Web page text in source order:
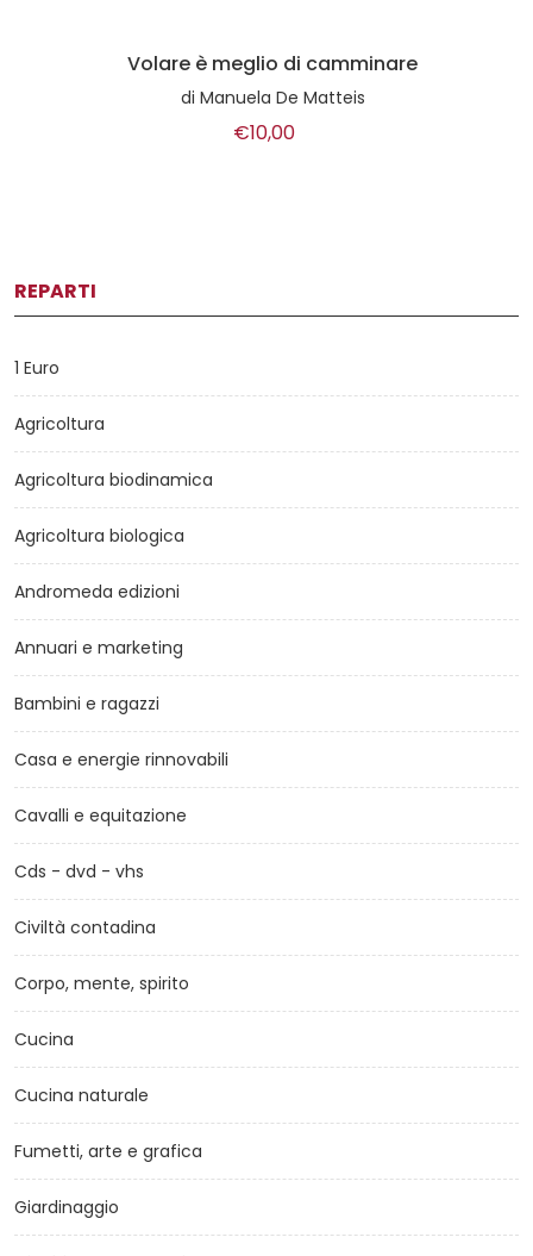
Volare è meglio di camminare
diManuela De Matteis
€10,00
REPARTI
1 Euro
Agricoltura
Agricoltura biodinamica
Agricoltura biologica
Andromeda edizioni
Annuari e marketing
Bambini e ragazzi
Casa e energie rinnovabili
Cavalli e equitazione
Cds - dvd - vhs
Civiltà contadina
Corpo, mente, spirito
Cucina
Cucina naturale
Fumetti, arte e grafica
Giardinaggio